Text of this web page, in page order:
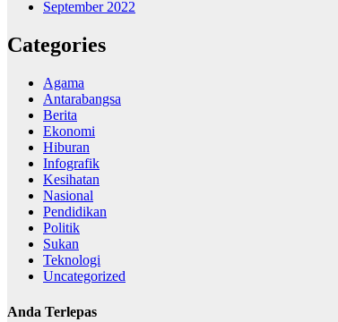
September 2022
Categories
Agama
Antarabangsa
Berita
Ekonomi
Hiburan
Infografik
Kesihatan
Nasional
Pendidikan
Politik
Sukan
Teknologi
Uncategorized
Anda Terlepas